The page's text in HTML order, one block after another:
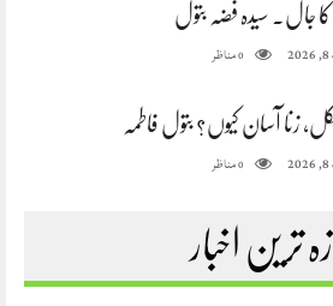
جال. سیدہ فضہ بتول
0مناظر
زنا آسان کیوں؟ بتول فاطمہ
0مناظر
ترین اخبار